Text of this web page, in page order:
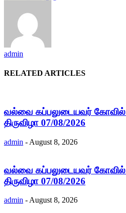
admin
RELATED ARTICLES
வல்வை கப்பலுடையவர் கோவில்
திருவிழா 07/08/2026
admin - August 8, 2026
வல்வை கப்பலுடையவர் கோவில்
திருவிழா 07/08/2026
admin - August 8, 2026